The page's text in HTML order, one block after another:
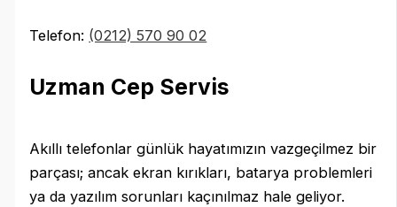
Telefon: (0212) 570 90 02
Uzman Cep Servis
Akıllı telefonlar günlük hayatımızın vazgeçilmez bir
parçası; ancak ekran kırıkları, batarya problemleri
ya da yazılım sorunları kaçınılmaz hale geliyor.